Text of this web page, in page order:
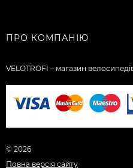
ПРО КОМПАНІЮ
VELOTROFI – магазин
© 2026
Повна версія сайту